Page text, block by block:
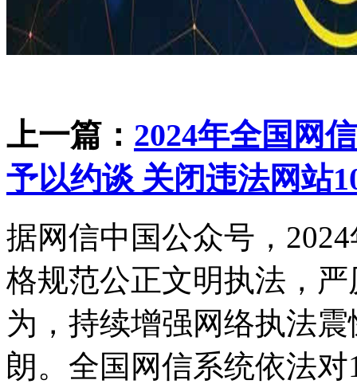
上一篇： 2024年全国网
予以约谈 关闭违法网站
据网信中国公众号，
格规范公正文明执法，
为，持续增强网络执法
朗。全国网信系统依法